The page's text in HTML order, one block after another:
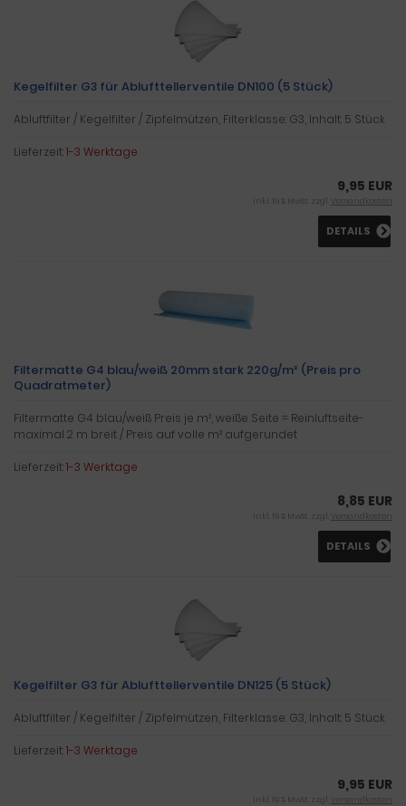
Kegelfilter G3 für Ablufttellerventile DN100 (5 Stück)
Abluftfilter / Kegelfilter / Zipfelmützen, Filterklasse: G3, Inhalt: 5 Stück
Lieferzeit:1-3 Werktage
9,95 EUR
inkl. 19 % MwSt. zzgl. Versandkosten
DETAILS
Filtermatte G4 blau/weiß 20mm stark 220g/m² (Preis pro
Quadratmeter)
Filtermatte G4 blau/weiß Preis je m², weiße Seite = Reinluftseite-
maximal 2 m breit / Preis auf volle m² aufgerundet
Lieferzeit:1-3 Werktage
8,85 EUR
inkl. 19 % MwSt. zzgl. Versandkosten
DETAILS
Kegelfilter G3 für Ablufttellerventile DN125 (5 Stück)
Abluftfilter / Kegelfilter / Zipfelmützen, Filterklasse: G3, Inhalt: 5 Stück
Lieferzeit:1-3 Werktage
9,95 EUR
inkl. 19 % MwSt. zzgl. Versandkosten